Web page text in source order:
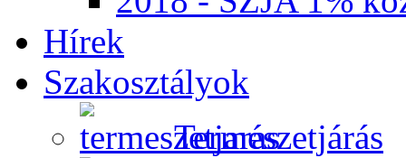
Hírek
Szakosztályok
Természetjárás